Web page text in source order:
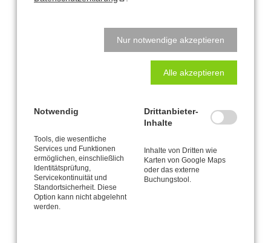
Seite 1 von 4
1 2 Vorwärts Ende »
Newsletter-Anmeldung
Bitte informieren Sie mich via E-Mail (durchschnittlich etwa einmal
pro Monat) über Neuigkeiten und Angebote zur CANTIENICA® -
Methode wie zum Beispiel mein jeweils aktuelles Kursprogramm.
Nur notwendige akzeptieren
Alle akzeptieren
Notwendig
Tools, die wesentliche
Services und Funktionen
ermöglichen, einschließlich
Identitätsprüfung,
Servicekontinuität und
Standortsicherheit. Diese
Option kann nicht abgelehnt
werden.
Drittanbieter-
Inhalte
Inhalte von Dritten wie
Karten von Google Maps
oder das externe
Buchungstool.